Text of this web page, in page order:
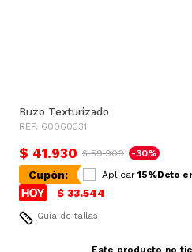
Buzo Texturizado
REF. 60060331
$ 41.930 $ 59.900 -30%
Cupón: Aplicar 15%Dcto
$ 33.544
Guia de tallas
Este producto no